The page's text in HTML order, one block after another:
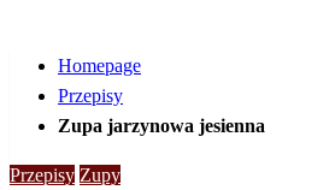
Homepage
Przepisy
Zupa jarzynowa jesienna
Przepisy Zupy